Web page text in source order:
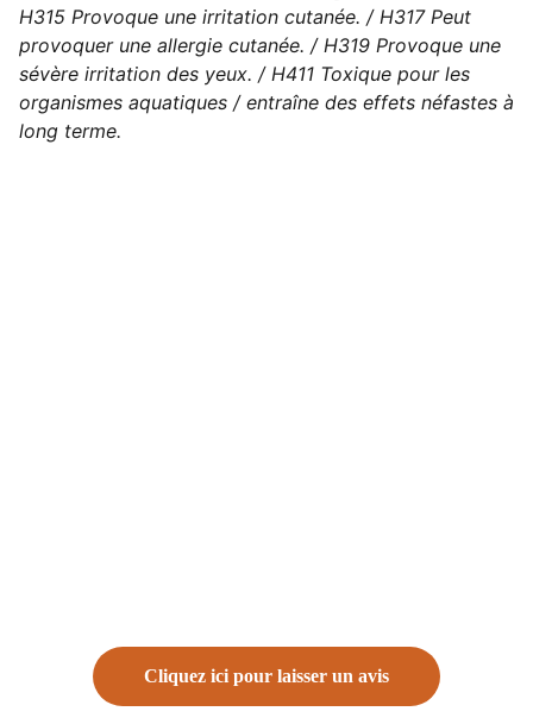
H315 Provoque une irritation cutanée. / H317 Peut
provoquer une allergie cutanée. / H319 Provoque une
sévère irritation des yeux. / H411 Toxique pour les
organismes aquatiques / entraîne des effets néfastes à
long terme.
Cliquez ici pour laisser un avis